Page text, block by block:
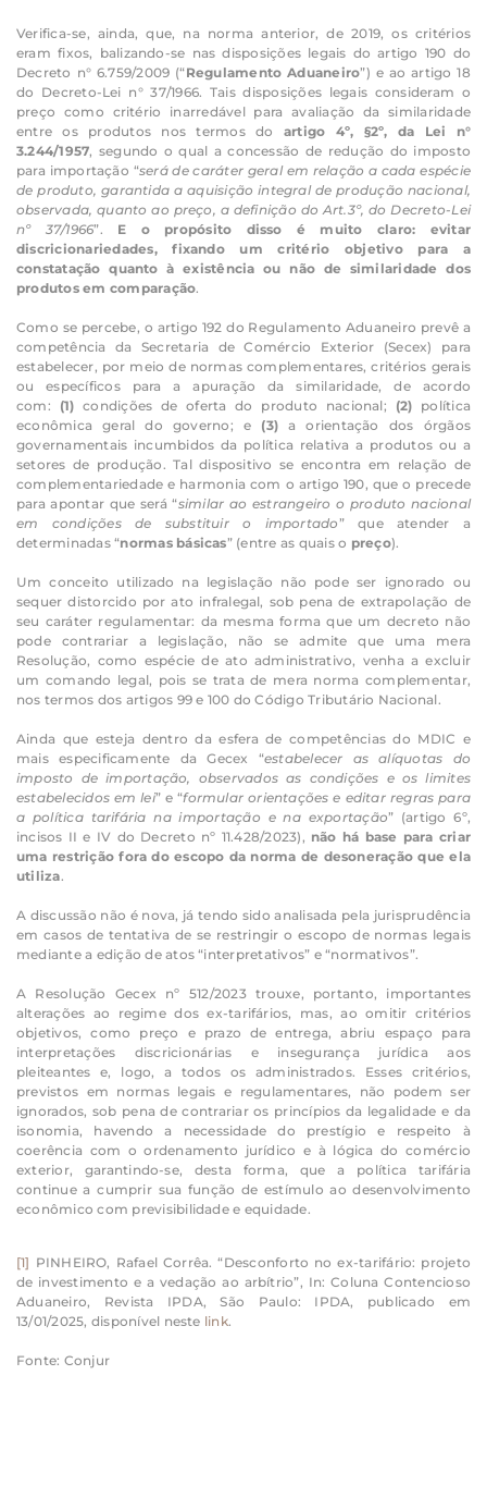
Verifica-se, ainda, que, na norma anterior, de 2019, os critérios
eram fixos, balizando-se nas disposições legais do artigo 190 do
Decreto n° 6.759/2009 (“Regulamento Aduaneiro”) e ao artigo 18
do Decreto-Lei n° 37/1966. Tais disposições legais consideram o
preço como critério inarredável para avaliação da similaridade
entre os produtos nos termos do artigo 4º, §2º, da Lei n°
3.244/1957, segundo o qual a concessão de redução do imposto
para importação “será de caráter geral em relação a cada espécie
de produto, garantida a aquisição integral de produção nacional,
observada, quanto ao preço, a definição do Art.3º, do Decreto-Lei
nº 37/1966”. E o propósito disso é muito claro: evitar
discricionariedades, fixando um critério objetivo para a
constatação quanto à existência ou não de similaridade dos
produtos em comparação.
Como se percebe, o artigo 192 do Regulamento Aduaneiro prevê a
competência da Secretaria de Comércio Exterior (Secex) para
estabelecer, por meio de normas complementares, critérios gerais
ou específicos para a apuração da similaridade, de acordo
com: (1)condições de oferta do produto nacional; (2) política
econômica geral do governo; e (3)a orientação dos órgãos
governamentais incumbidos da política relativa a produtos ou a
setores de produção. Tal dispositivo se encontra em relação de
complementariedade e harmonia com o artigo 190, que o precede
para apontar que será “similar ao estrangeiro o produto nacional
em condições de substituir o importado” que atender a
determinadas “normas básicas” (entre as quais o preço).
Um conceito utilizado na legislação não pode ser ignorado ou
sequer distorcido por ato infralegal, sob pena de extrapolação de
seu caráter regulamentar: da mesma forma que um decreto não
pode contrariar a legislação, não se admite que uma mera
Resolução, como espécie de ato administrativo, venha a excluir
um comando legal, pois se trata de mera norma complementar,
nos termos dos artigos 99 e 100 do Código Tributário Nacional.
Ainda que esteja dentro da esfera de competências do MDIC e
mais especificamente da Gecex “estabelecer as alíquotas do
imposto de importação, observados as condições e os limites
estabelecidos em lei” e “formular orientações e editar regras para
a política tarifária na importação e na exportação” (artigo 6º,
incisos II e IV do Decreto nº 11.428/2023), não há base para criar
uma restrição fora do escopo da norma de desoneração que ela
utiliza.
A discussão não é nova, já tendo sido analisada pela jurisprudência
em casos de tentativa de se restringir o escopo de normas legais
mediante a edição de atos “interpretativos” e “normativos”.
A Resolução Gecex nº 512/2023 trouxe, portanto, importantes
alterações ao regime dos ex-tarifários, mas, ao omitir critérios
objetivos, como preço e prazo de entrega, abriu espaço para
interpretações discricionárias e insegurança jurídica aos
pleiteantes e, logo, a todos os administrados. Esses critérios,
previstos em normas legais e regulamentares, não podem ser
ignorados, sob pena de contrariar os princípios da legalidade e da
isonomia, havendo a necessidade do prestígio e respeito à
coerência com o ordenamento jurídico e à lógica do comércio
exterior, garantindo-se, desta forma, que a política tarifária
continue a cumprir sua função de estímulo ao desenvolvimento
econômico com previsibilidade e equidade.
[1] PINHEIRO, Rafael Corrêa. “Desconforto no ex-tarifário: projeto
de investimento e a vedação ao arbítrio”, In: Coluna Contencioso
Aduaneiro, Revista IPDA, São Paulo: IPDA, publicado em
13/01/2025, disponível neste link.
Fonte: Conjur